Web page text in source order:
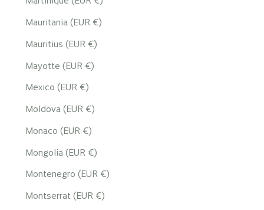
Mauritania (EUR €)
Mauritius (EUR €)
Mayotte (EUR €)
Mexico (EUR €)
Moldova (EUR €)
Monaco (EUR €)
Mongolia (EUR €)
Montenegro (EUR €)
Montserrat (EUR €)